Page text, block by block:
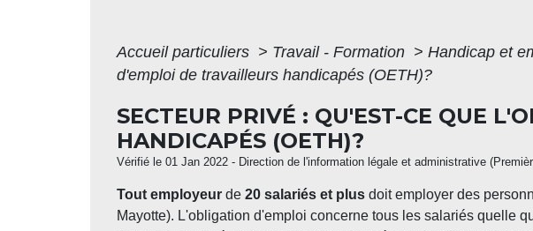
Accueil particuliers > Travail - Formation > Handicap et
d'emploi de travailleurs handicapés (OETH)?
SECTEUR PRIVÉ : QU'EST-CE QUE
HANDICAPÉS (OETH)?
Vérifié le 01 Jan 2022 - Direction de l'information légale et administrative
Tout employeur de 20 salariés et plus doit employer des
Mayotte). L'obligation d'emploi concerne tous les salariés quelle